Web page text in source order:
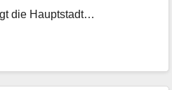
die Hauptstadt…